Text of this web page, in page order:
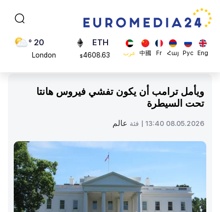
Eng
Рус
Հայ
Fr
中國 عرب
ADA
0.868816
ETH
$4608.63
20 °
London
23 °
23 °
ويأمل ترامب أن يكون تفشي فيروس هانتا
تحت السيطرة
08.05.2026 13:40 | فئة عالم